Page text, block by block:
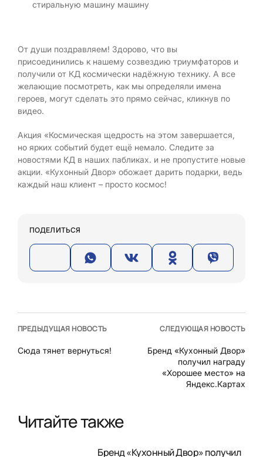
стиральную машину машину
От души поздравляем! Здорово, что вы
присоединились к нашему созвездию триумфаторов и
получили от КД космически надёжную технику. А все
желающие посмотреть, как мы определяли имена
героев, могут сделать это прямо сейчас, кликнув по
видео.
Акция «Космическая щедрость на этом завершается,
но ярких событий будет ещё немало. Следите за
новостями КД в наших пабликах. и не пропустите новые
акции. «Кухонный Двор» обожает дарить подарки, ведь
каждый наш клиент – просто космос!
ПОДЕЛИТЬСЯ
ПРЕДЫДУЩАЯ НОВОСТЬ
Сюда тянет вернуться!
СЛЕДУЮЩАЯ НОВОСТЬ
Бренд «Кухонный Двор»
получил награду
«Хорошее место» на
Яндекс.Картах
Читайте также
Бренд «Кухонный Двор» получил